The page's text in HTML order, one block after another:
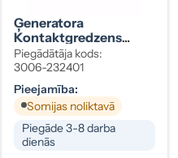
Ģeneratora
Kontaktgredzens
Delco
AD230,-237,-244
Piegādātāja kods:
3006-232401
Pieejamība:
Somijas noliktavā
Piegāde 3-8 darba
dienās